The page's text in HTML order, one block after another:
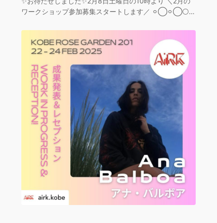
ワークショップ参加募集スタートします／ ⚪︎◯⚪︎◯⚪…